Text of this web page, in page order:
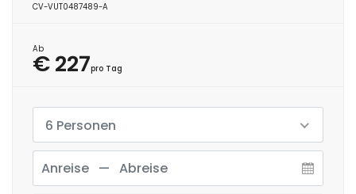
CV-VUT0487489-A
Ab
€ 227pro Tag
6 Personen